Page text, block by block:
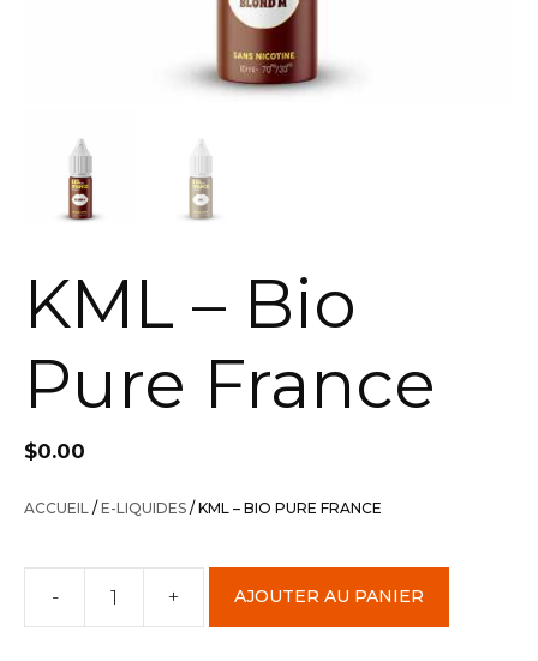
KML – Bio
Pure France
$0.00
ACCUEIL /E-LIQUIDES / KML – BIO PURE FRANCE
-
quantité
+ AJOUTER AU PANIER